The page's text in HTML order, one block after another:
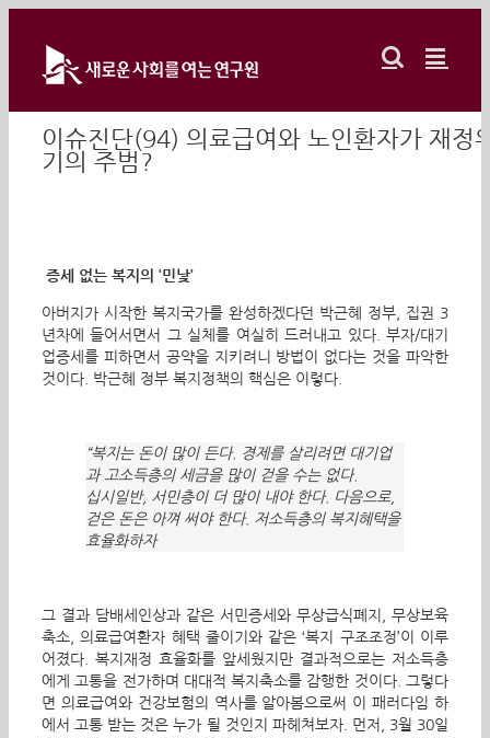
content
이슈진단(94) 의료급여와 노인환자가 재정
기의 주범?
증세 없는 복지의 ‘민낯’
아버지가 시작한 복지국가를 완성하겠다던 박근혜 정부, 집권 3
년차에 들어서면서 그 실체를 여실히 드러내고 있다. 부자/대기
업증세를 피하면서 공약을 지키려니 방법이 없다는 것을 파악한
것이다. 박근혜 정부 복지정책의 핵심은 이렇다.
“복지는 돈이 많이 든다. 경제를 살리려면 대기업
과 고소득층의 세금을 많이 걷을 수는 없다.
십시일반, 서민층이 더 많이 내야 한다. 다음으로,
걷은 돈은 아껴 써야 한다. 저소득층의 복지혜택을
효율화하자
그 결과 담배세인상과 같은 서민증세와 무상급식폐지, 무상보육
축소, 의료급여환자 혜택 줄이기와 같은 ‘복지 구조조정’이 이루
어졌다. 복지재정 효율화를 앞세웠지만 결과적으로는 저소득층
에게 고통을 전가하며 대대적 복지축소를 감행한 것이다. 그렇다
면 의료급여와 건강보험의 역사를 알아봄으로써 이 패러다임 하
에서 고통 받는 것은 누가 될 것인지 파헤쳐보자. 먼저, 3월 30일